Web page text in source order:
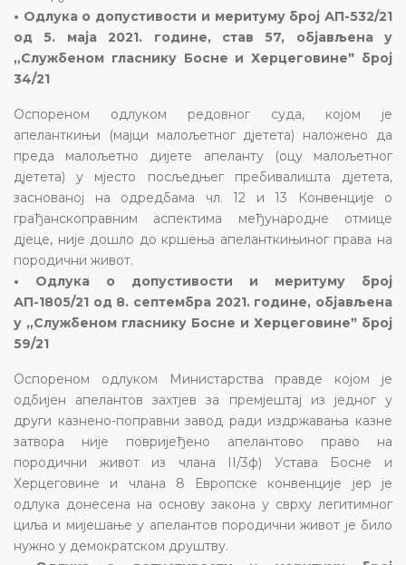
• Одлука о допустивости и меритуму број АП-532/21
од 5. маја 2021. године, став 57, објављена у
„Службеном гласнику Босне и Херцеговинеˮ број
34/21
Оспореном одлуком редовног суда, којом је
апеланткињи (мајци малољетног дјетета) наложено да
преда малољетно дијете апеланту (оцу малољетног
дјетета) у мјесто посљедњег пребивалишта дјетета,
заснованој на одредбама чл. 12 и 13 Конвенције о
грађанскоправним аспектима међународне отмице
дјеце, није дошло до кршења апеланткињиног права на
породични живот.
• Одлука о допустивости и меритуму број
АП-1805/21 од 8. септембра 2021. године, објављена
у „Службеном гласнику Босне и Херцеговинеˮ број
59/21
Оспореном одлуком Министарства правде којом је
одбијен апелантов захтјев за премјештај из једног у
други казнено-поправни завод ради издржавања казне
затвора није повријеђено апелантово право на
породични живот из члана II/3ф) Устава Босне и
Херцеговине и члана 8 Европске конвенције јер је
одлука донесена на основу закона у сврху легитимног
циља и мијешање у апелантов породични живот је било
нужно у демократском друштву.